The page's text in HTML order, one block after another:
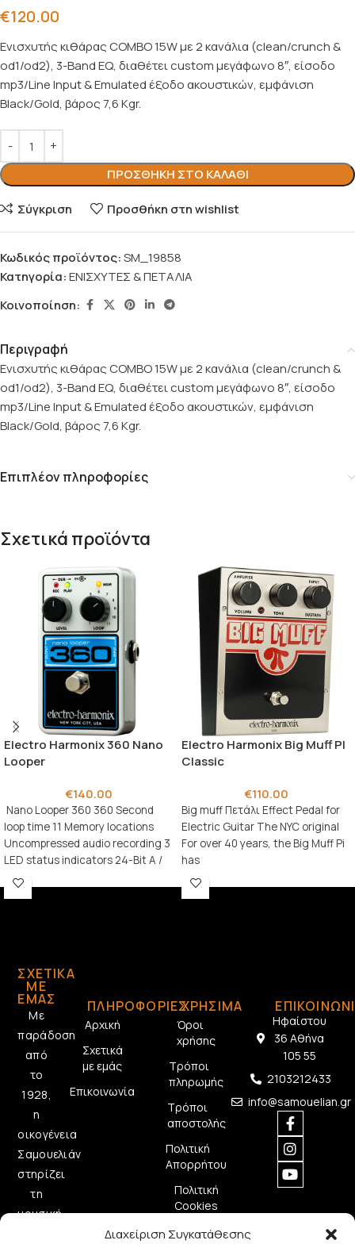
Διαχείριση Συγκατάθεσης
€120.00
Ενισχυτής κιθάρας COMBO 15W με 2 κανάλια (clean/crunch &
od1/od2), 3-Band EQ, διαθέτει custom μεγάφωνο 8″, είσοδο
mp3/Line Input & Emulated έξοδο ακουστικών, εμφάνιση
Black/Gold, βάρος 7,6 Kgr.
ΠΡΟΣΘΉΚΗ ΣΤΟ ΚΑΛΆΘΙ
Σύγκριση Προσθήκη στη wishlist
Κωδικός προϊόντος:SM_19858
Κατηγορία:ΕΝΙΣΧΥΤΕΣ & ΠΕΤΑΛΙΑ
Κοινοποίηση:
Περιγραφή
Ενισχυτής κιθάρας COMBO 15W με 2 κανάλια (clean/crunch &
od1/od2), 3-Band EQ, διαθέτει custom μεγάφωνο 8″, είσοδο
mp3/Line Input & Emulated έξοδο ακουστικών, εμφάνιση
Black/Gold, βάρος 7,6 Kgr.
Επιπλέον πληροφορίες
Σχετικά προϊόντα
Electro Harmonix 360 Nano
Looper
€140.00
Nano Looper 360 360 Second
loop time 11 Memory locations
Uncompressed audio recording 3
LED status indicators 24-Bit A /
Electro Harmonix Big Muff PI
Classic
€110.00
Big muff Πετάλι Effect Pedal for
Electric Guitar The NYC original
For over 40 years, the Big Muff Pi
has
ΣΧΕΤΙΚΆ
ΜΕ
ΕΜΆΣ
Με
παράδοση
από
το
1928,
η
οικογένεια
Σαμουελιάν
στηρίζει
τη
μουσική
ΠΛΗΡΟΦΟΡΙΕΣ
Αρχική
Σχετικά
με εμάς
Επικοινωνία
ΧΡΗΣΙΜΑ
Όροι
χρήσης
Τρόποι
πληρωμής
Τρόποι
αποστολής
Πολιτική
Απορρήτου
Πολιτική
Cookies
Ηφαίστου
36 Αθήνα
105 55
2103212433
info@samouelian.gr